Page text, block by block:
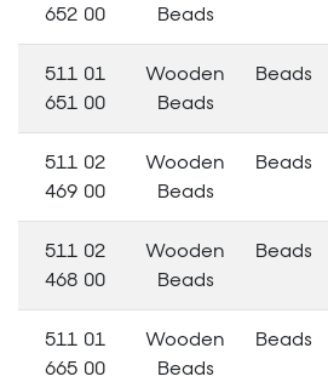
652 00
Beads
511 01
651 00
Wooden
Beads
Beads
511 02
469 00
Wooden
Beads
Beads
511 02
468 00
Wooden
Beads
Beads
511 01
665 00
Wooden
Beads
Beads